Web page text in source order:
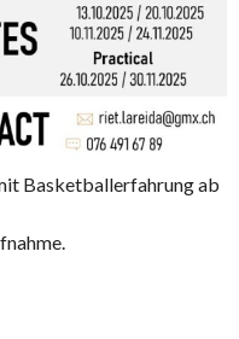
Basketballerfahrung ab